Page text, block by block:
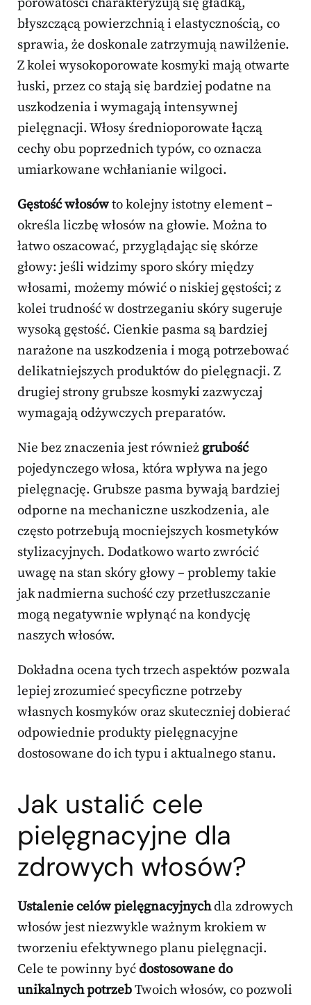
porowatości charakteryzują się gładką,
błyszczącą powierzchnią i elastycznością, co
sprawia, że doskonale zatrzymują nawilżenie.
Z kolei wysokoporowate kosmyki mają otwarte
łuski, przez co stają się bardziej podatne na
uszkodzenia i wymagają intensywnej
pielęgnacji. Włosy średnioporowate łączą
cechy obu poprzednich typów, co oznacza
umiarkowane wchłanianie wilgoci.
Gęstość włosówto kolejny istotny element –
określa liczbę włosów na głowie. Można to
łatwo oszacować, przyglądając się skórze
głowy: jeśli widzimy sporo skóry między
włosami, możemy mówić o niskiej gęstości; z
kolei trudność w dostrzeganiu skóry sugeruje
wysoką gęstość. Cienkie pasma są bardziej
narażone na uszkodzenia i mogą potrzebować
delikatniejszych produktów do pielęgnacji. Z
drugiej strony grubsze kosmyki zazwyczaj
wymagają odżywczych preparatów.
Nie bez znaczenia jest również grubość
pojedynczego włosa, która wpływa na jego
pielęgnację. Grubsze pasma bywają bardziej
odporne na mechaniczne uszkodzenia, ale
często potrzebują mocniejszych kosmetyków
stylizacyjnych. Dodatkowo warto zwrócić
uwagę na stan skóry głowy – problemy takie
jak nadmierna suchość czy przetłuszczanie
mogą negatywnie wpłynąć na kondycję
naszych włosów.
Dokładna ocena tych trzech aspektów pozwala
lepiej zrozumieć specyficzne potrzeby
własnych kosmyków oraz skuteczniej dobierać
odpowiednie produkty pielęgnacyjne
dostosowane do ich typu i aktualnego stanu.
Jak ustalić cele
pielęgnacyjne dla
zdrowych włosów?
Ustalenie celów pielęgnacyjnychdla zdrowych
włosów jest niezwykle ważnym krokiem w
tworzeniu efektywnego planu pielęgnacji.
Cele te powinny byćdostosowane do
unikalnych potrzebTwoich włosów, co pozwoli